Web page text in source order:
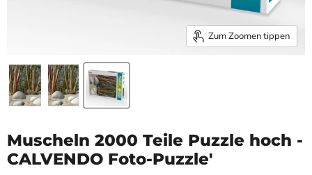
Zum Zoomen tippen
Muscheln 2000 Teile Puzzle hoch -
CALVENDO Foto-Puzzle'